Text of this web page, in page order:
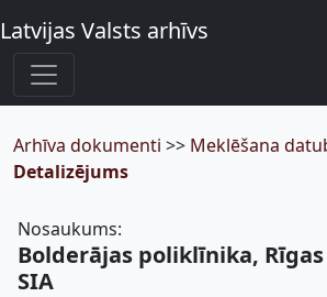
Latvijas Valsts arhīvs
Arhīva dokumenti >> Meklēšana
Detalizējums
Nosaukums:
Bolderājas poliklīnika,
SIA